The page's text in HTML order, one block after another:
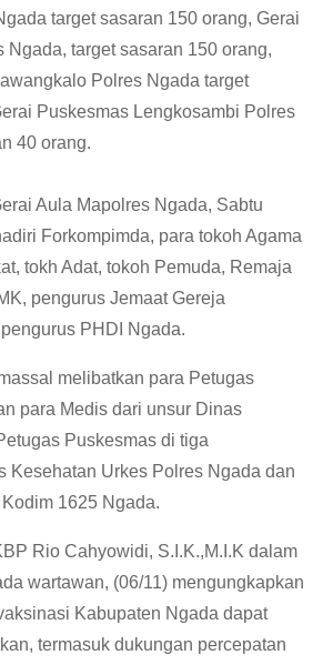
target sasaran 150 orang, Gerai
Ngada, target sasaran 150 orang,
Polres Ngada target
Puskesmas Lengkosambi Polres
40 orang.
Aula Mapolres Ngada, Sabtu
Forkompimda, para tokoh Agama
tokh Adat, tokoh Pemuda, Remaja
pengurus Jemaat Gereja
PHDI Ngada.
melibatkan para Petugas
para Medis dari unsur Dinas
Puskesmas di tiga
Kesehatan Urkes Polres Ngada dan
1625 Ngada.
Rio Cahyowidi, S.I.K.,M.I.K dalam
wartawan, (06/11) mengungkapkan
Kabupaten Ngada dapat
termasuk dukungan percepatan